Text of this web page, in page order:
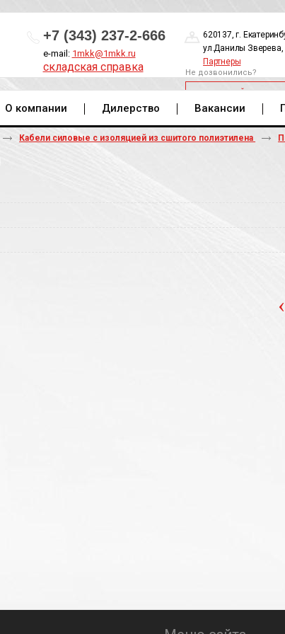
+7 (343) 237-2-666
e-mail: 1mkk@1mkk.ru
складская справка
620137, г.
ул.Данилы Зверева,
Партнеры
Не дозвонились?
ОБРАТНЫЙ ЗВОНОК
О компании Дилерство Вакансии
Кабели силовые с изоляцией из сшитого полиэтилена
‹